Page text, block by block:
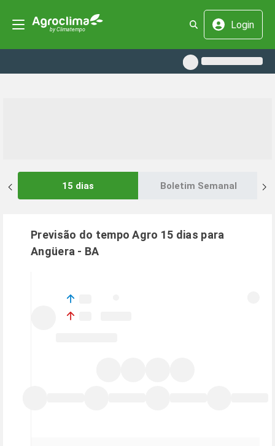
Login
15 dias Boletim Semanal
Previsão do tempo Agro 15 dias para
Angüera - BA